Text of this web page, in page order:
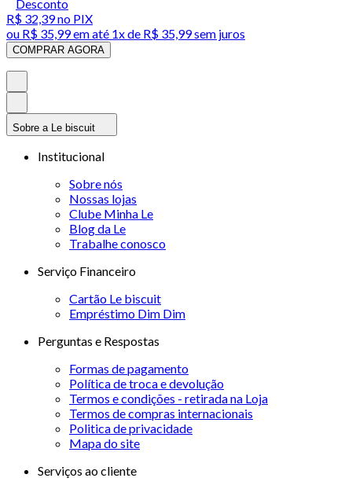
Desconto
R$ 32,39no PIX
ou R$ 35,99em até 1x de R$ 35,99sem juros
COMPRAR AGORA
Sobre a Le biscuit
Institucional
Sobre nós
Nossas lojas
Clube Minha Le
Blog da Le
Trabalhe conosco
Serviço Financeiro
Cartão Le biscuit
Empréstimo Dim Dim
Perguntas e Respostas
Formas de pagamento
Política de troca e devolução
Termos e condições - retirada na Loja
Termos de compras internacionais
Politica de privacidade
Mapa do site
Serviços ao cliente